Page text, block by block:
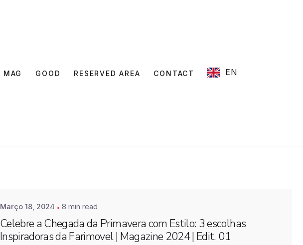
MAG GOOD RESERVED AREA CONTACT EN
Março 18, 2024 8 min read
Celebre a Chegada da Primavera com Estilo: 3 escolhas
Inspiradoras da Farimovel | Magazine 2024 | Edit. 01